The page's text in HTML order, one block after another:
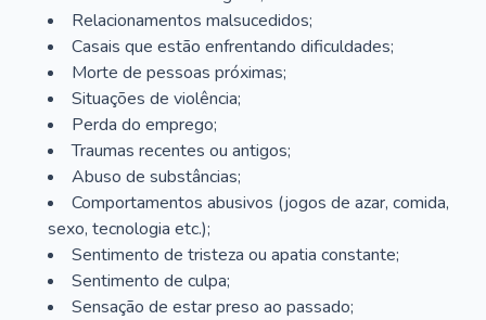
Relacionamentos malsucedidos;
Casais que estão enfrentando dificuldades;
Morte de pessoas próximas;
Situações de violência;
Perda do emprego;
Traumas recentes ou antigos;
Abuso de substâncias;
Comportamentos abusivos (jogos de azar, comida,
sexo, tecnologia etc.);
Sentimento de tristeza ou apatia constante;
Sentimento de culpa;
Sensação de estar preso ao passado;